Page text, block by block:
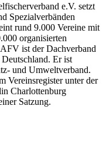
e.V. setzt
Spezialverbänden
rund 9.000 Vereine mit
organisierten
ist der Dachverband
Er ist
und Umweltverband.
Vereinsregister unter der
Charlottenburg
Satzung.